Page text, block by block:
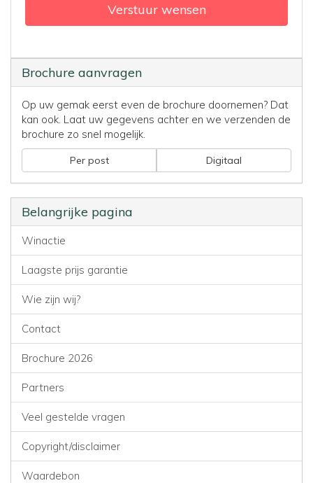
Verstuur wensen
Brochure aanvragen
Op uw gemak eerst even de brochure doornemen? Dat
kan ook. Laat uw gegevens achter en we verzenden de
brochure zo snel mogelijk.
Per post Digitaal
Belangrijke pagina
Winactie
Laagste prijs garantie
Wie zijn wij?
Contact
Brochure 2026
Partners
Veel gestelde vragen
Copyright/disclaimer
Waardebon